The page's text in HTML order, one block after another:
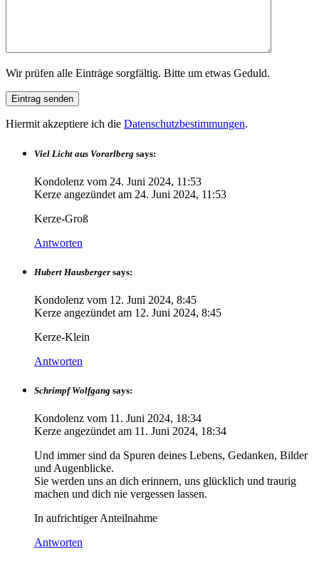
Wir prüfen alle Einträge sorgfältig. Bitte um etwas Geduld.
Hiermit akzeptiere ich die Datenschutzbestimmungen.
Viel Licht aus Vorarlberg says:
Kondolenz vom 24. Juni 2024, 11:53
Kerze angezündet am 24. Juni 2024, 11:53
Kerze-Groß
Antworten
Hubert Hausberger says:
Kondolenz vom 12. Juni 2024, 8:45
Kerze angezündet am 12. Juni 2024, 8:45
Kerze-Klein
Antworten
Schrimpf Wolfgang says:
Kondolenz vom 11. Juni 2024, 18:34
Kerze angezündet am 11. Juni 2024, 18:34
Und immer sind da Spuren deines Lebens, Gedanken, Bilder
und Augenblicke.
Sie werden uns an dich erinnern, uns glücklich und traurig
machen und dich nie vergessen lassen.
In aufrichtiger Anteilnahme
Antworten